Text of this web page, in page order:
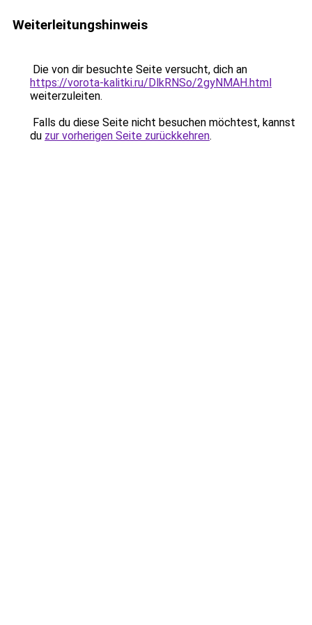
Weiterleitungshinweis
Die von dir besuchte Seite versucht, dich an
https://vorota-kalitki.ru/DlkRNSo/2gyNMAH.html
weiterzuleiten.
Falls du diese Seite nicht besuchen möchtest, kannst
du zur vorherigen Seite zurückkehren.